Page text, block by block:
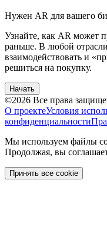
Нужен AR для вашего
Узнайте, как AR может
раньше. В любой
взаимодействовать и
решиться на покупку.
Начать
©2026 Все права
О проектеУсловия
конфиденциальности
Мы используем файлы
Продолжая, вы
Принять все cookie